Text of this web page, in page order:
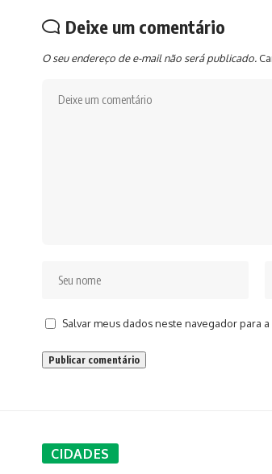
Deixe um comentário
O seu endereço de e-mail não será publicado.
Salvar meus dados neste navegador para
CIDADES